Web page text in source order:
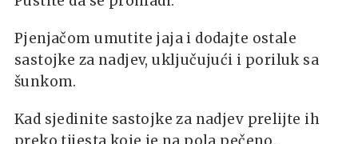
Pjenjačom umutite jaja i dodajte ostale
sastojke za nadjev, uključujući i poriluk sa
šunkom.
Kad sjedinite sastojke za nadjev prelijte ih